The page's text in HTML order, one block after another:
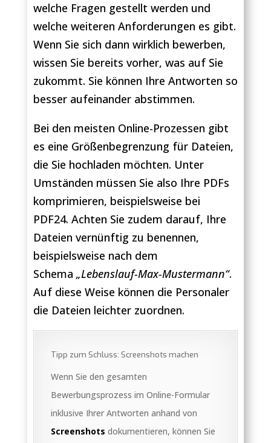
welche Fragen gestellt werden und
welche weiteren Anforderungen es gibt.
Wenn Sie sich dann wirklich bewerben,
wissen Sie bereits vorher, was auf Sie
zukommt. Sie können Ihre Antworten so
besser aufeinander abstimmen.
Bei den meisten Online-Prozessen gibt
es eine Größenbegrenzung für Dateien,
die Sie hochladen möchten. Unter
Umständen müssen Sie also Ihre PDFs
komprimieren, beispielsweise bei
PDF24. Achten Sie zudem darauf, Ihre
Dateien vernünftig zu benennen,
beispielsweise nach dem
Schema „Lebenslauf-Max-Mustermann“.
Auf diese Weise können die Personaler
die Dateien leichter zuordnen.
Tipp zum Schluss: Screenshots machen
Wenn Sie den gesamten
Bewerbungsprozess im Online-Formular
inklusive Ihrer Antworten anhand von
Screenshots dokumentieren, können Sie